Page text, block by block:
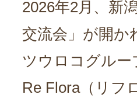
2026年2月、新
交流会」が開か
ツウロコグルー
Re Flora（リフ